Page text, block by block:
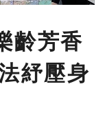
齡芳香
紓壓身